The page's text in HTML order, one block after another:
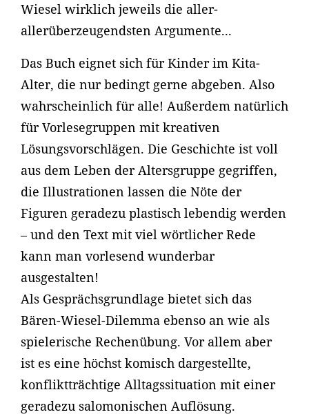
Wiesel wirklich jeweils die aller-
allerüberzeugendsten Argumente...
Das Buch eignet sich für Kinder im Kita-
Alter, die nur bedingt gerne abgeben. Also
wahrscheinlich für alle! Außerdem natürlich
für Vorlesegruppen mit kreativen
Lösungsvorschlägen. Die Geschichte ist voll
aus dem Leben der Altersgruppe gegriffen,
die Illustrationen lassen die Nöte der
Figuren geradezu plastisch lebendig werden
– und den Text mit viel wörtlicher Rede
kann man vorlesend wunderbar
ausgestalten!
Als Gesprächsgrundlage bietet sich das
Bären-Wiesel-Dilemma ebenso an wie als
spielerische Rechenübung. Vor allem aber
ist es eine höchst komisch dargestellte,
konfliktträchtige Alltagssituation mit einer
geradezu salomonischen Auflösung.